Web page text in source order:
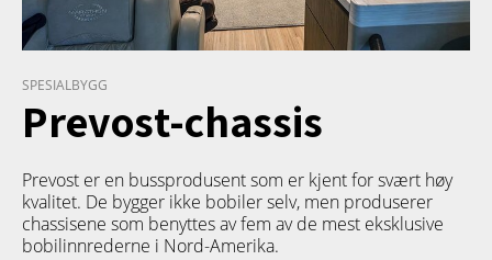
SPESIALBYGG
Prevost-chassis
Prevost er en bussprodusent som er kjent for svært høy
kvalitet. De bygger ikke bobiler selv, men produserer
chassisene som benyttes av fem av de mest eksklusive
bobilinnrederne i Nord-Amerika.